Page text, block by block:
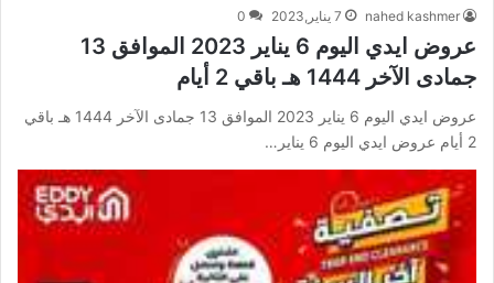
nahed kashmer 7 يناير,2023 0
عروض ايدي اليوم 6 يناير 2023 الموافق 13
جمادى الآخر 1444 هـ باقي 2 أيام
عروض ايدي اليوم 6 يناير 2023 الموافق 13 جمادى الآخر 1444 هـ باقي
2 أيام عروض ايدي اليوم 6 يناير…